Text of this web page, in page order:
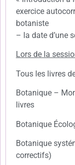
exercice
botaniste
– la date d’une
Lors de la
Tous les livres
Botanique –
livres
Botanique
Botanique
correctifs)